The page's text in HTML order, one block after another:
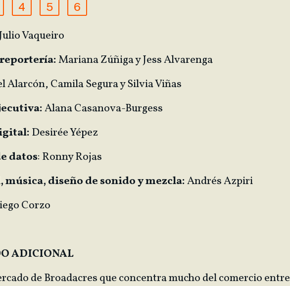
4 5 6
Vaqueiro
Mariana Zúñiga y Jess Alvarenga
Alarcón, Camila Segura y Silvia Viñas
Alana Casanova-Burgess
Desirée Yépez
datos: Ronny Rojas
música, diseño de sonido y mezcla:Andrés Azpiri
Corzo
ADICIONAL
de Broadacres que concentra mucho del comercio entre